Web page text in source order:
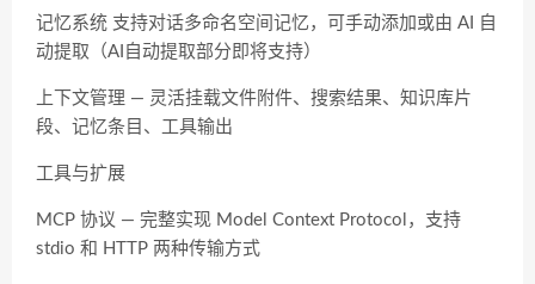
记忆系统 支持对话多命名空间记忆，可手动添加或由 AI 自
动提取（AI自动提取部分即将支持）
上下文管理 — 灵活挂载文件附件、搜索结果、知识库片
段、记忆条目、工具输出
工具与扩展
MCP 协议 — 完整实现 Model Context Protocol，支持
stdio 和 HTTP 两种传输方式